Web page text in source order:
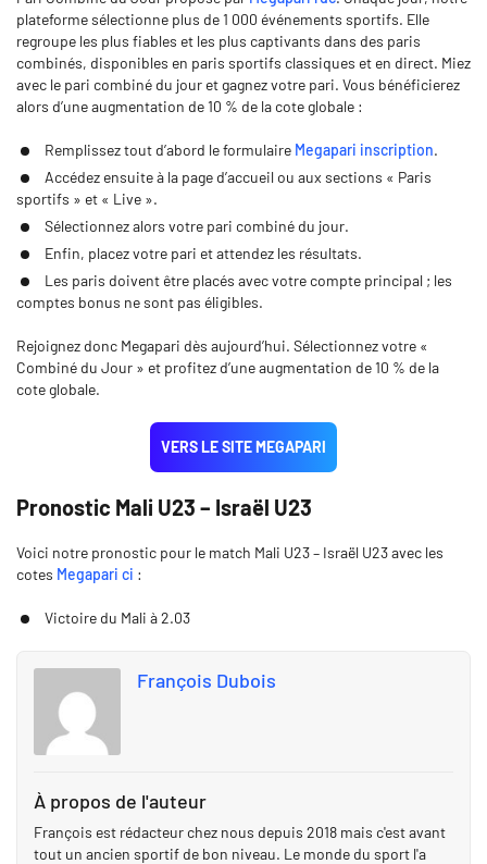
plateforme sélectionne plus de 1 000 événements sportifs. Elle
regroupe les plus fiables et les plus captivants dans des paris
combinés, disponibles en paris sportifs classiques et en direct. Miez
avec le pari combiné du jour et gagnez votre pari. Vous bénéficierez
alors d’une augmentation de 10 % de la cote globale :
Remplissez tout d’abord le formulaire Megapari inscription.
Accédez ensuite à la page d’accueil ou aux sections « Paris
sportifs » et « Live ».
Sélectionnez alors votre pari combiné du jour.
Enfin, placez votre pari et attendez les résultats.
Les paris doivent être placés avec votre compte principal ; les
comptes bonus ne sont pas éligibles.
Rejoignez donc Megapari dès aujourd’hui. Sélectionnez votre «
Combiné du Jour » et profitez d’une augmentation de 10 % de la
cote globale.
VERS LE SITE MEGAPARI
Pronostic Mali U23 – Israël U23
Voici notre pronostic pour le match Mali U23 – Israël U23 avec les
cotes Megapari ci :
Victoire du Mali à 2.03
François Dubois
À propos de l'auteur
François est rédacteur chez nous depuis 2018 mais c'est avant
tout un ancien sportif de bon niveau. Le monde du sport l'a